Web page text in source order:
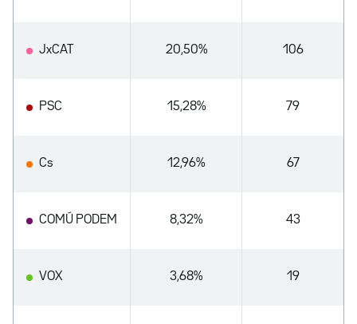
JxCAT 20,50% 106
PSC 15,28% 79
Cs 12,96% 67
COMÚ PODEM 8,32% 43
VOX 3,68% 19